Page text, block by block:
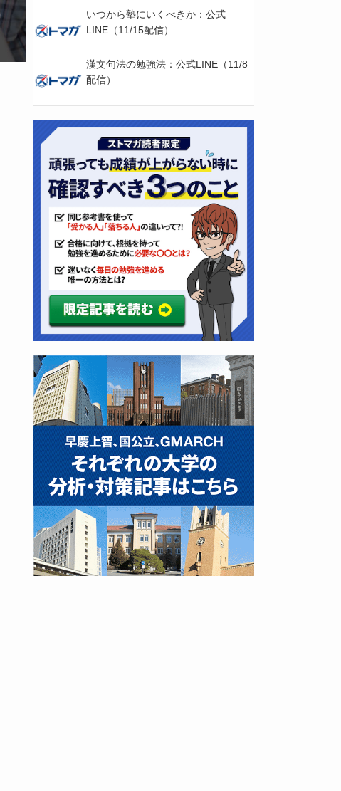
いつから塾にいくべきか：公式
LINE（11/15配信）
漢文句法の勉強法：公式LINE（11/8
配信）